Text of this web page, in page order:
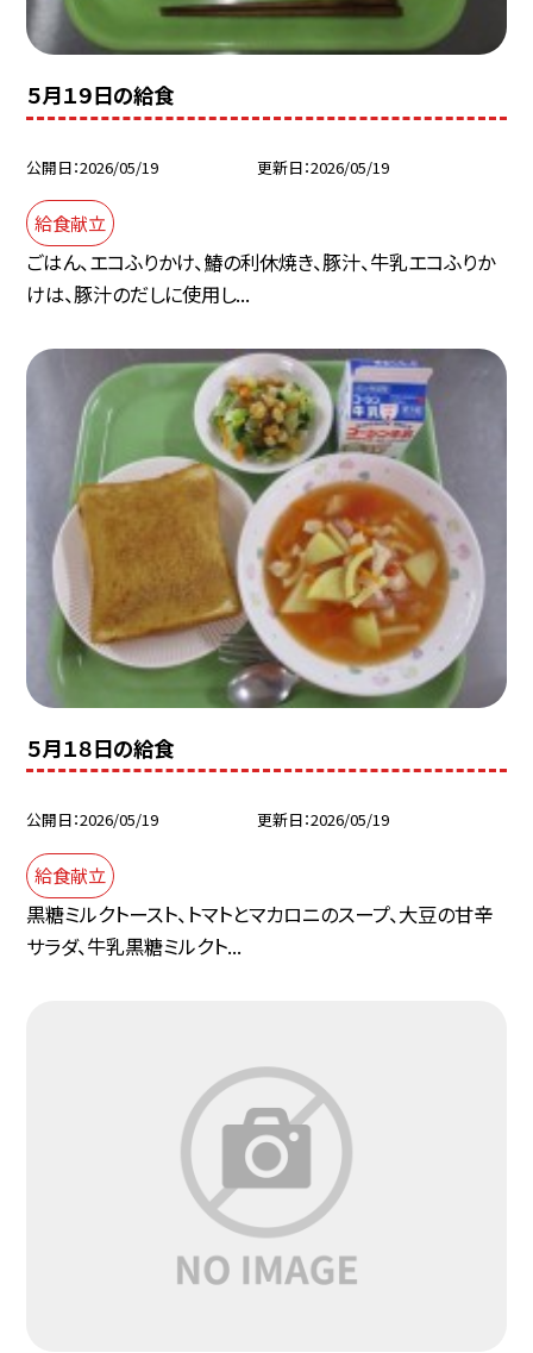
５月１９日の給食
公開日 2026/05/19 更新日 2026/05/19
給食献立
ごはん、エコふりかけ、鰆の利休焼き、豚汁、牛乳エコふりか
けは、豚汁のだしに使用し...
５月１８日の給食
公開日 2026/05/19 更新日 2026/05/19
給食献立
黒糖ミルクトースト、トマトとマカロニのスープ、大豆の甘辛
サラダ、牛乳黒糖ミルクト...